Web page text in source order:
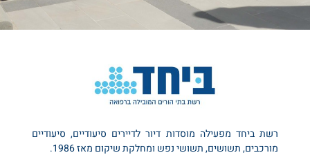
רשת ביחד מפעילה מוסדות דיור לדיירים סיעודיים, סיעודיים
מורכבים, תשושים, תשושי נפש ומחלקת שיקום מאז 1986.